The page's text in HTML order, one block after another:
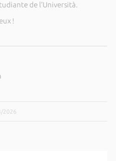
de l’Università.
!
2026